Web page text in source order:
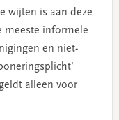
wijten is aan deze
meeste informele
en niet-
alleen voor